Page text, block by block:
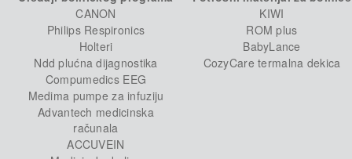
CANON
Philips Respironics
Holteri
Ndd plućna dijagnostika
Compumedics EEG
Medima pumpe za infuziju
Advantech medicinska
računala
ACCUVEIN
KIWI
ROM plus
BabyLance
CozyCare termalna dekica